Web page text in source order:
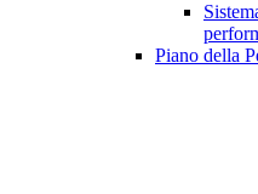
Piano della